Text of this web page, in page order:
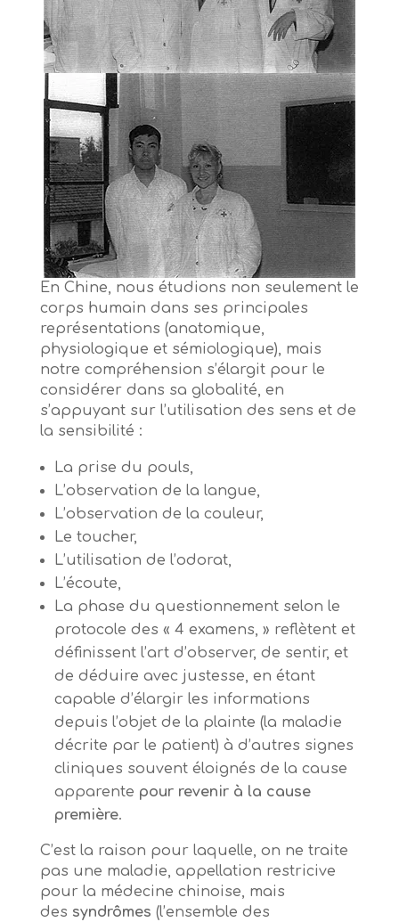
En Chine, nous étudions non seulement le
corps humain dans ses principales
représentations (anatomique,
physiologique et sémiologique), mais
notre compréhension s’élargit pour le
considérer dans sa globalité, en
s’appuyant sur l’utilisation des sens et de
la sensibilité :
La prise du pouls,
L’observation de la langue,
L’observation de la couleur,
Le toucher,
L’utilisation de l’odorat,
L’écoute,
La phase du questionnement selon le
protocole des « 4 examens, » reflètent et
définissent l’art d’observer, de sentir, et
de déduire avec justesse, en étant
capable d’élargir les informations
depuis l’objet de la plainte (la maladie
décrite par le patient) à d’autres signes
cliniques souvent éloignés de la cause
apparente pour revenir à la cause
première.
C’est la raison pour laquelle, on ne traite
pas une maladie, appellation restricive
pour la médecine chinoise, mais
des syndrômes (l’ensemble des